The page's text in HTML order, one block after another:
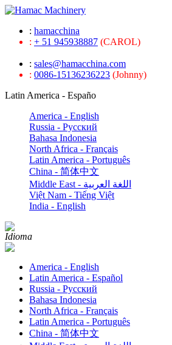
: hamacchina
: + 51 945938887 (CAROL)
: sales@hamacchina.com
: 0086-15136236223 (Johnny)
Latin America - Españo
America - English
Russia - Pусский
Bahasa Indonesia
North Africa - Français
Latin America - Português
China - 简体中文
Middle East - اللغة العربية
Việt Nam - Tiếng Việt
India - English
Idioma
America - English
Latin America - Español
Russia - Pусский
Bahasa Indonesia
North Africa - Français
Latin America - Português
China - 简体中文